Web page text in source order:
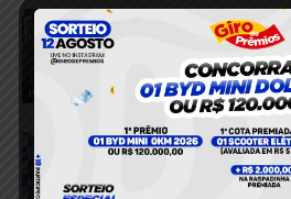
Homem é
em residência
em Itaituba
4 de agosto de 2026
Homem reage
suspeito e